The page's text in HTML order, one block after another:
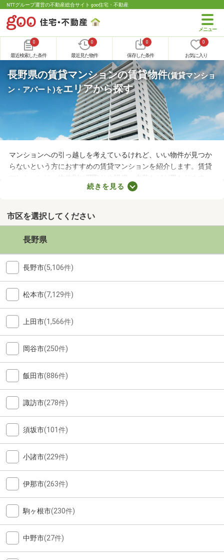
NTTグループ運営の不動産総合サイト goo住宅・不動産
0
最近検索した条件
0
最近見た物件
0
保存した条件
0
お気に入り
長野県の賃貸マンションの賃貸物件(賃貸マンショ
ン・アパート)をエリアから探す
マンションへの引っ越しを考えているけれど、いい物件が見つか
らないという方におすすめの賃貸マンションを紹介します。賃貸
マンションは、物件別に間取りや設備、内装などが異なります。
複数の物件を見比べて、希望や好みにぴったりなお部屋を見つけ
貸マンションを比較してみてくださいね。
続きを見る
市区を選択してください
長野県
長野市(5,106件)
松本市(7,129件)
上田市(1,566件)
岡谷市(250件)
飯田市(886件)
諏訪市(278件)
須坂市(101件)
小諸市(229件)
伊那市(263件)
駒ヶ根市(230件)
中野市(27件)